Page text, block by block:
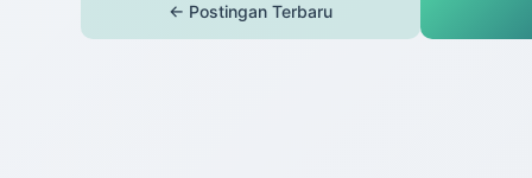
← Postingan Terbaru